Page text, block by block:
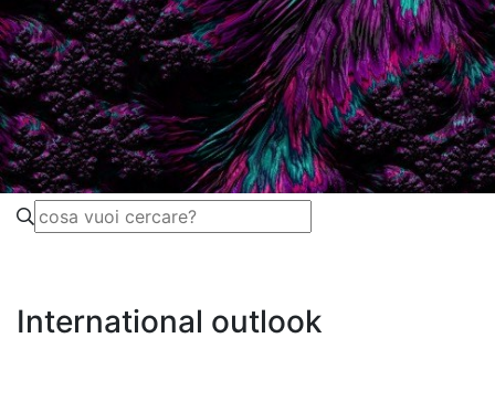
International outlook